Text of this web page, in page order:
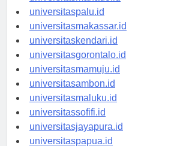
universitasmanado.id
universitaspalu.id
universitasmakassar.id
universitaskendari.id
universitasgorontalo.id
universitasmamuju.id
universitasambon.id
universitasmaluku.id
universitassofifi.id
universitasjayapura.id